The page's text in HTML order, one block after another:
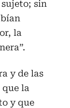
sin
la
y de las
que la
y que